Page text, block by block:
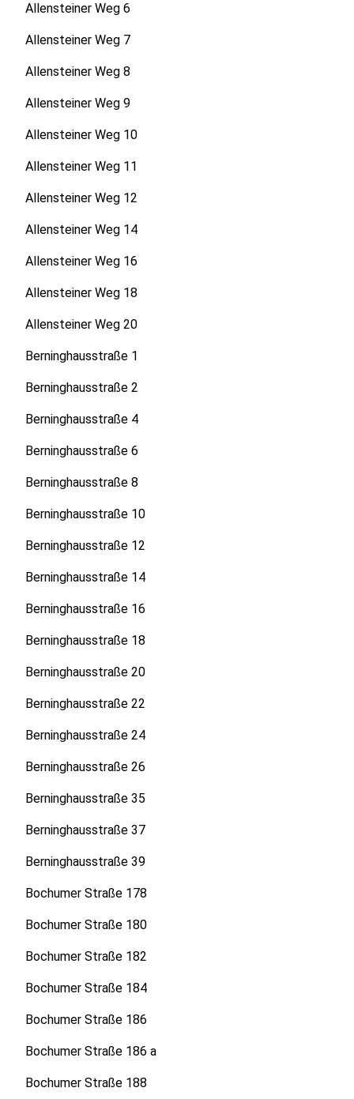
Allensteiner Weg 6
Allensteiner Weg 7
Allensteiner Weg 8
Allensteiner Weg 9
Allensteiner Weg 10
Allensteiner Weg 11
Allensteiner Weg 12
Allensteiner Weg 14
Allensteiner Weg 16
Allensteiner Weg 18
Allensteiner Weg 20
Berninghausstraße 1
Berninghausstraße 2
Berninghausstraße 4
Berninghausstraße 6
Berninghausstraße 8
Berninghausstraße 10
Berninghausstraße 12
Berninghausstraße 14
Berninghausstraße 16
Berninghausstraße 18
Berninghausstraße 20
Berninghausstraße 22
Berninghausstraße 24
Berninghausstraße 26
Berninghausstraße 35
Berninghausstraße 37
Berninghausstraße 39
Bochumer Straße 178
Bochumer Straße 180
Bochumer Straße 182
Bochumer Straße 184
Bochumer Straße 186
Bochumer Straße 186 a
Bochumer Straße 188